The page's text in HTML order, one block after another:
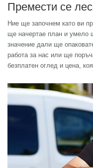
Премести се
Ние ще започнем като ви
ще начертае план и умело
значение дали ще
работа за нас или ще
безплатен оглед и цена,